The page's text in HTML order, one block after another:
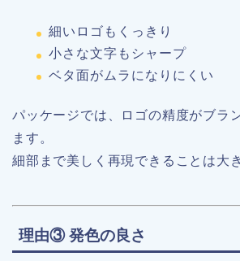
細いロゴもくっきり
小さな文字もシャープ
ベタ面がムラになりにくい
パッケージでは、ロゴの精度がブラ
ます。
細部まで美しく再現できることは大
理由③ 発色の良さ